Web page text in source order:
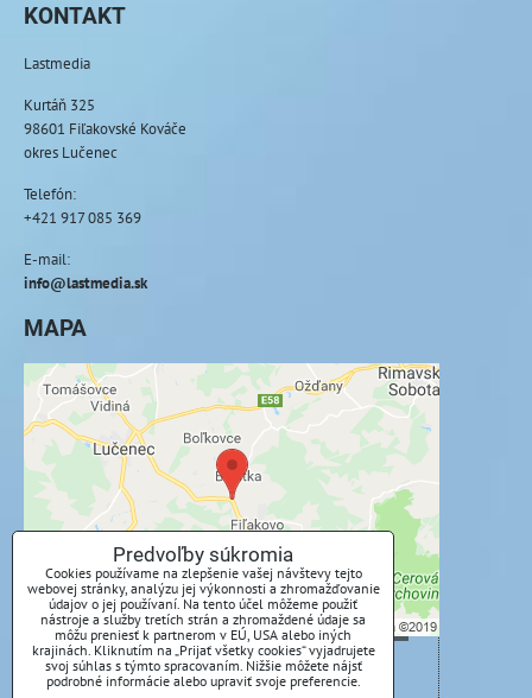
KONTAKT
Lastmedia
Kurtáň 325
98601 Fiľakovské Kováče
okres Lučenec
Telefón:
+421 917 085 369
E-mail:
info@lastmedia.sk
MAPA
Externý obsah je blokovaný Voľbami
súkromia
Prajete si načítať externý obsah?
Povoliť tentokrát
Povoliť a zapamätať - súhlas s druhom cookie:
Funkčné
Otvoriť obsah v novom okne
Predvoľby súkromia
Cookies používame na zlepšenie vašej návštevy tejto
webovej stránky, analýzu jej výkonnosti a zhromažďovanie
údajov o jej používaní. Na tento účel môžeme použiť
nástroje a služby tretích strán a zhromaždené údaje sa
môžu preniesť k partnerom v EÚ, USA alebo iných
krajinách. Kliknutím na „Prijať všetky cookies“ vyjadrujete
svoj súhlas s týmto spracovaním. Nižšie môžete nájsť
podrobné informácie alebo upraviť svoje preferencie.